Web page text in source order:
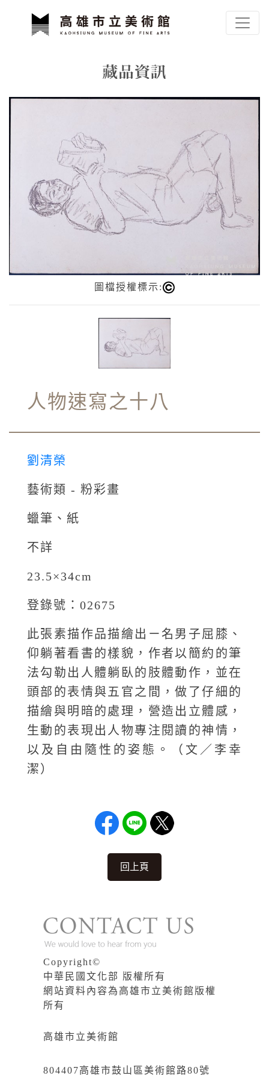
高雄市立美術館
網頁導覽
圖檔授權標示:
人物速寫之十八
劉清榮
藝術類 - 粉彩畫
蠟筆、紙
不詳
23.5×34cm
登錄號：02675
此張素描作品描繪出ㄧ名男子屈膝、
仰躺著看書的樣貌，作者以簡約的筆
法勾勒出人體躺臥的肢體動作，並在
頭部的表情與五官之間，做了仔細的
描繪與明暗的處理，營造出立體感，
生動的表現出人物專注閱讀的神情，
以及自由隨性的姿態。（文／李幸
潔）
回上頁
Copyright©
中華民國文化部 版權所有
網站資料內容為高雄市立美術館版權
所有
高雄市立美術館
804407高雄市鼓山區美術館路80號